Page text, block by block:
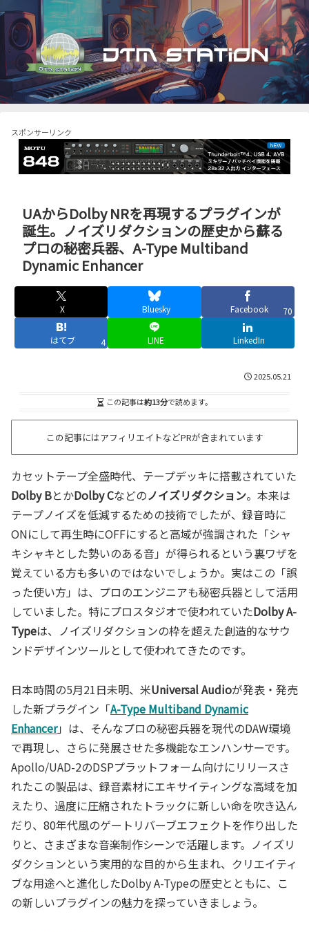
スポンサーリンク
UAからDolby NRを再現するプラグインが
誕生。ノイズリダクションの歴史から蘇る
プロの秘密兵器、A-Type Multiband
Dynamic Enhancer
X Bluesky Facebook 70
はてブ 4 LINE LinkedIn
2025.05.21
この記事は約13分で読めます。
この記事にはアフィリエイトなどPRが含まれています
カセットテープ全盛時代、テープデッキに搭載されていた
Dolby BとかDolby Cなどのノイズリダクション。本来は
テープノイズを低減するための技術でしたが、録音時に
ONにして再生時にOFFにすると高域が強調された「シャ
キシャキとした勢いのある音」が得られるという裏ワザを
覚えている方も多いのではないでしょうか。実はこの「誤
った使い方」は、プロのエンジニアも秘密兵器として活用
していました。特にプロスタジオで使われていたDolby A-
Typeは、ノイズリダクションの枠を超えた創造的なサウ
ンドデザインツールとして使われてきたのです。
日本時間の5月21日未明、米Universal Audioが発表・発売
した新プラグイン「A-Type Multiband Dynamic
Enhancer」は、そんなプロの秘密兵器を現代のDAW環境
で再現し、さらに発展させた多機能なエンハンサーです。
Apollo/UAD-2のDSPプラットフォーム向けにリリースさ
れたこの製品は、録音素材にエキサイティングな高域を加
えたり、過度に圧縮されたトラックに新しい命を吹き込ん
だり、80年代風のゲートリバーブエフェクトを作り出した
りと、さまざまな音楽制作シーンで活躍します。ノイズリ
ダクションという実用的な目的から生まれ、クリエイティ
ブな用途へと進化したDolby A-Typeの歴史とともに、こ
の新しいプラグインの魅力を探っていきましょう。